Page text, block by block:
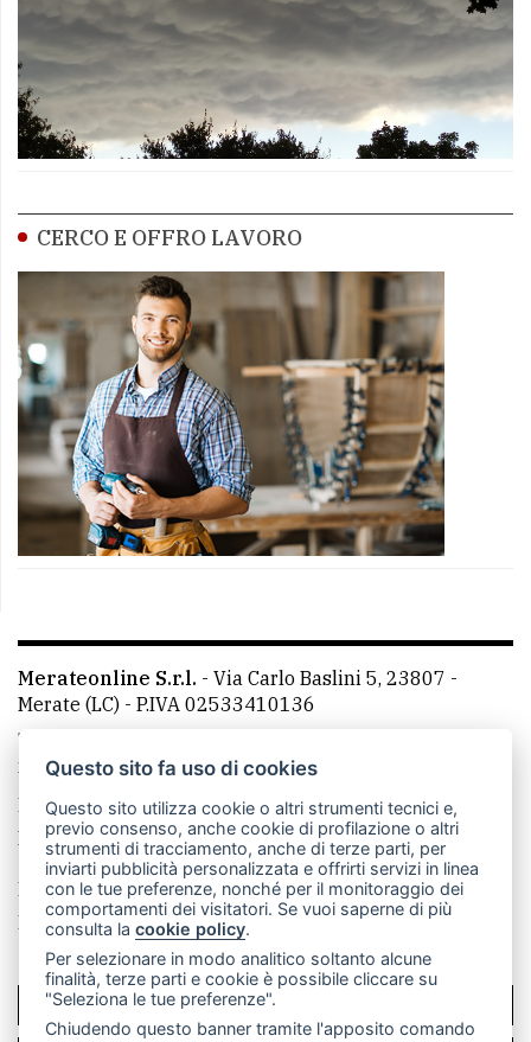
CERCO E OFFRO LAVORO
Merateonline S.r.l. - Via Carlo Baslini 5, 23807 -
Merate (LC) - P.IVA 02533410136
Telefono:
mail: redazione@merateonline.it
La redazione
CasateOnline LeccoOnline
RSS
Made by VIP
Privacy policy
Cookie policy
Rivedi le tue scelte sui cookie
SCRIVICI
Questo sito fa uso di cookies
Questo sito utilizza cookie o altri strumenti tecnici e,
previo consenso, anche cookie di profilazione o altri
strumenti di tracciamento, anche di terze parti, per
inviarti pubblicità personalizzata e offrirti servizi in linea
con le tue preferenze, nonché per il monitoraggio dei
comportamenti dei visitatori. Se vuoi saperne di più
consulta lacookie policy.
Per selezionare in modo analitico soltanto alcune
finalità, terze parti e cookie è possibile cliccare su
"Seleziona le tue preferenze".
Chiudendo questo banner tramite l'apposito comando